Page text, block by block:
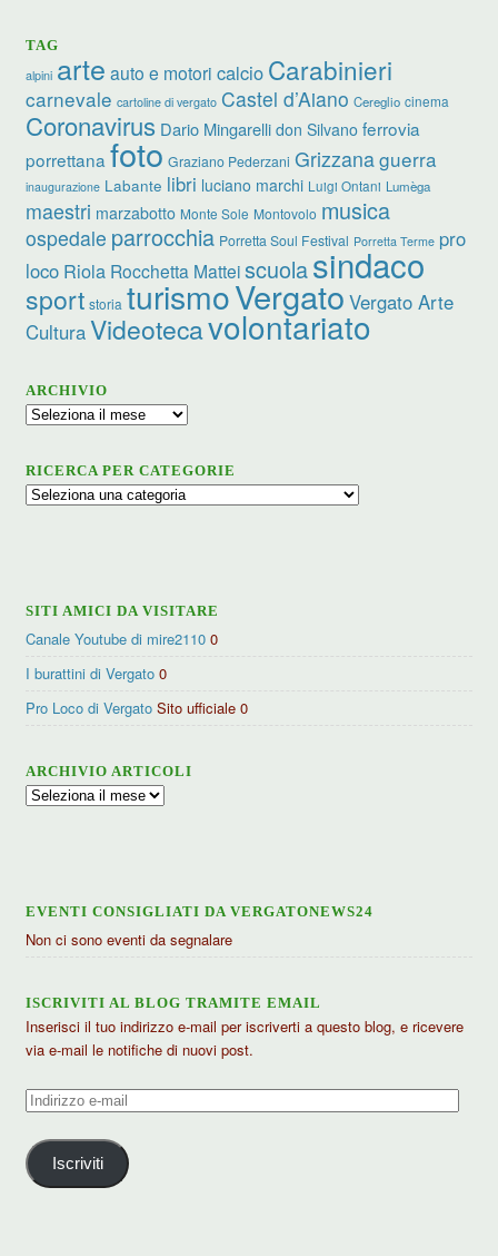
TAG
alpini arte auto e motori calcio Carabinieri
carnevale cartoline di vergato Castel d’Aiano Cereglio cinema
Coronavirus Dario Mingarelli don Silvano ferrovia
porrettanafoto Graziano Pederzani Grizzanaguerra
inaugurazione Labante libri luciano marchi Luigi Ontani Lumèga
maestri marzabotto Monte Sole Montovolo musica
ospedale parrocchia Porretta Soul Festival Porretta Terme pro
loco Riola Rocchetta Matteiscuolasindaco
sport storia turismoVergato Vergato Arte
CulturaVideotecavolontariato
ARCHIVIO
Archivio
RICERCA PER CATEGORIE
Ricerca
SITI AMICI DA VISITARE
Canale Youtube di mire2110 0
I burattini di Vergato 0
Pro Loco di Vergato Sito ufficiale 0
ARCHIVIO ARTICOLI
Archivio
EVENTI CONSIGLIATI DA VERGATONEWS24
Non ci sono eventi da segnalare
ISCRIVITI AL BLOG TRAMITE EMAIL
Inserisci il tuo indirizzo e-mail per iscriverti a questo blog, e ricevere
via e-mail le notifiche di nuovi post.
Indirizzo
mail
Iscriviti